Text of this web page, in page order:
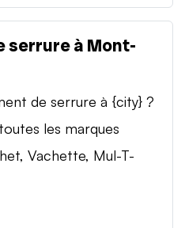
serrure à Mont-
de serrure à {city} ?
les marques
Vachette, Mul-T-